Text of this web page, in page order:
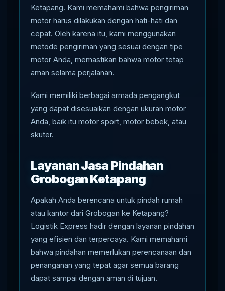
Ketapang. Kami memahami bahwa pengiriman
motor harus dilakukan dengan hati-hati dan
cepat. Oleh karena itu, kami menggunakan
metode pengiriman yang sesuai dengan tipe
motor Anda, memastikan bahwa motor tetap
aman selama perjalanan.
Kami memiliki berbagai armada pengangkut
yang dapat disesuaikan dengan ukuran motor
Anda, baik itu motor sport, motor bebek, atau
skuter.
Layanan Jasa Pindahan
Grobogan Ketapang
Apakah Anda berencana untuk pindah rumah
atau kantor dari Grobogan ke Ketapang?
Logistik Express hadir dengan layanan pindahan
yang efisien dan terpercaya. Kami memahami
bahwa pindahan memerlukan perencanaan dan
penanganan yang tepat agar semua barang
dapat sampai dengan aman di tujuan.